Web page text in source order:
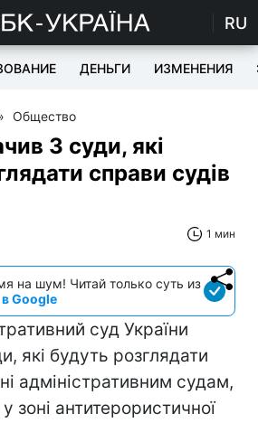
RU
ДЕНЬГИ ИЗМЕНЕНИЯ
Общество
3 суди, які
справи судів
1 мин
на шум! Читай только суть из
Google
суд України
які будуть розглядати
адміністративним судам,
зоні антитерористичної